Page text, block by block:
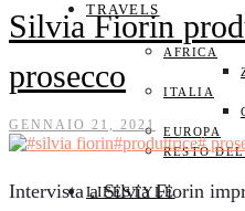
TRAVELS
AFRICA
ITALIA
EUROPA
RESTO
LIFESTYLE
Silvia Fiorin
prosecco
GENNAIO 21, 2021
Intervista a Silvia Fiorin